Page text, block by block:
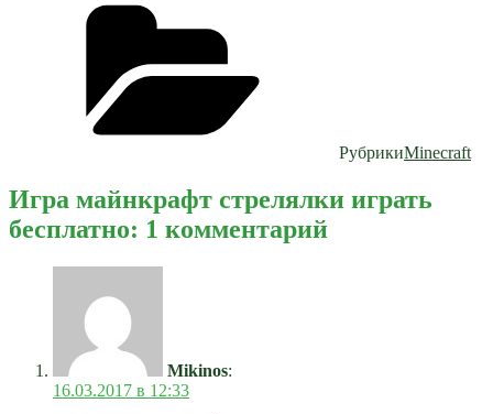
РубрикиMinecraft
Игра майнкрафт стрелялки играть
бесплатно: 1 комментарий
Mikinos:
16.03.2017 в 12:33